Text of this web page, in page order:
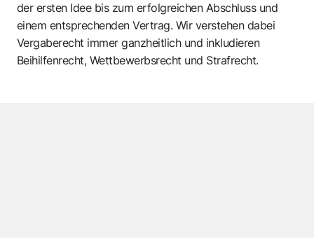
der ersten Idee bis zum erfolgreichen Abschluss und
einem entsprechenden Vertrag. Wir verstehen dabei
Vergaberecht immer ganzheitlich und inkludieren
Beihilfenrecht, Wettbewerbsrecht und Strafrecht.